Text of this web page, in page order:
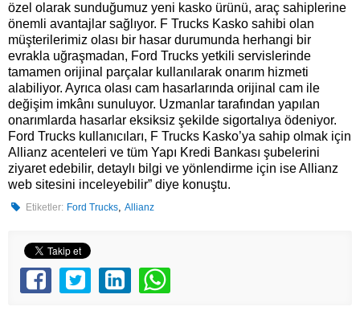
özel olarak sunduğumuz yeni kasko ürünü, araç sahiplerine
önemli avantajlar sağlıyor. F Trucks Kasko sahibi olan
müşterilerimiz olası bir hasar durumunda herhangi bir
evrakla uğraşmadan, Ford Trucks yetkili servislerinde
tamamen orijinal parçalar kullanılarak onarım hizmeti
alabiliyor. Ayrıca olası cam hasarlarında orijinal cam ile
değişim imkânı sunuluyor. Uzmanlar tarafından yapılan
onarımlarda hasarlar eksiksiz şekilde sigortalıya ödeniyor.
Ford Trucks kullanıcıları, F Trucks Kasko’ya sahip olmak için
Allianz acenteleri ve tüm Yapı Kredi Bankası şubelerini
ziyaret edebilir, detaylı bilgi ve yönlendirme için ise Allianz
web sitesini inceleyebilir” diye konuştu.
Etiketler: Ford Trucks,Allianz